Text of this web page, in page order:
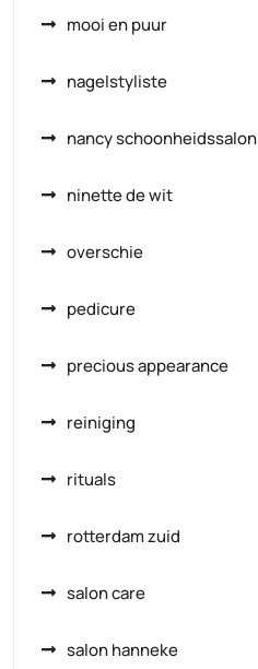
mooi en puur
nagelstyliste
nancy schoonheidssalon
ninette de wit
overschie
pedicure
precious appearance
reiniging
rituals
rotterdam zuid
salon care
salon hanneke